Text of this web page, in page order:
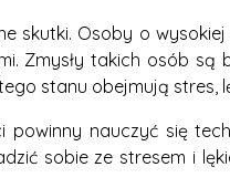
skutki. Osoby o
Zmysły takich osób
stanu obejmują stres,
nauczyć się
sobie ze stresem i